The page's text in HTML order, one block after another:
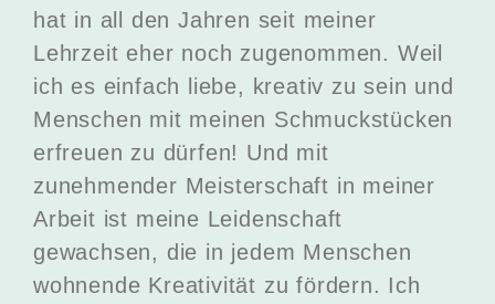
hat in all den Jahren seit meiner
Lehrzeit eher noch zugenommen. Weil
ich es einfach liebe, kreativ zu sein und
Menschen mit meinen Schmuckstücken
erfreuen zu dürfen! Und mit
zunehmender Meisterschaft in meiner
Arbeit ist meine Leidenschaft
gewachsen, die in jedem Menschen
wohnende Kreativität zu fördern. Ich